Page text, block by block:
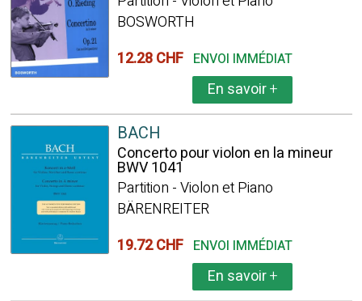
BOSWORTH
12.28 CHF ENVOI IMMÉDIAT
En savoir+
BACH
Concerto pour violon en la mineur
BWV 1041
Partition - Violon et Piano
BÄRENREITER
19.72 CHF ENVOI IMMÉDIAT
En savoir+